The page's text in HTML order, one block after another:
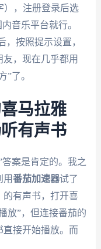
），注册登录后选
音乐平台就行。
，按照提示设置，
，现在几乎都用
”了。
马拉雅
有声书
案是肯定的。我之
用番茄加速器试了
的有声书，打开喜
放”，但连接番茄的
直接开始播放。而